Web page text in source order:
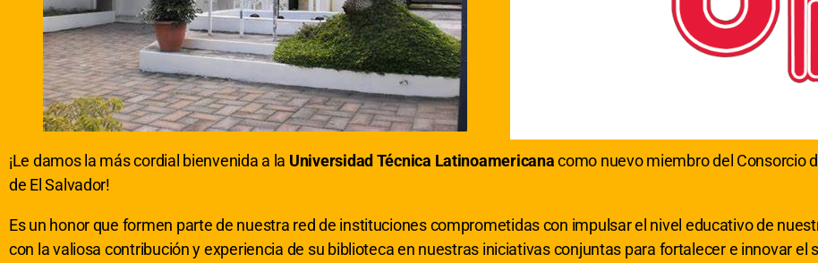
¡Le damos la más cordial bienvenida a la Universidad Técnica Latinoamericanacomo nuevo miembro del Consorcio
de El Salvador!
Es un honor que formen parte de nuestra red de instituciones comprometidas con impulsar el nivel educativo de
con la valiosa contribución y experiencia de su biblioteca en nuestras iniciativas conjuntas para fortalecer e innovar el